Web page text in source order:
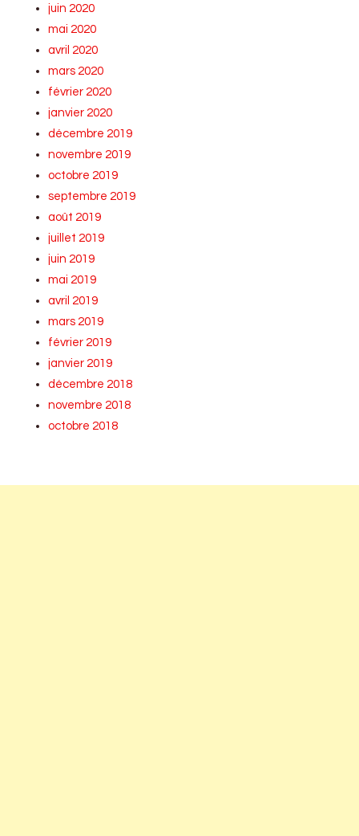
juin 2020
mai 2020
avril 2020
mars 2020
février 2020
janvier 2020
décembre 2019
novembre 2019
octobre 2019
septembre 2019
août 2019
juillet 2019
juin 2019
mai 2019
avril 2019
mars 2019
février 2019
janvier 2019
décembre 2018
novembre 2018
octobre 2018